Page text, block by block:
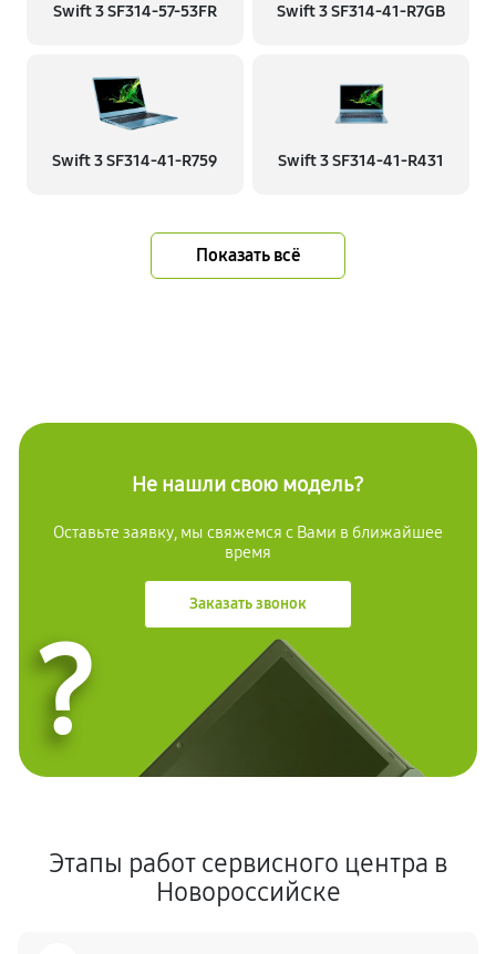
Swift 3 SF314-57-53FR Swift 3 SF314-41-R7GB
Swift 3 SF314-41-R759 Swift 3 SF314-41-R431
Показать всё
Не нашли свою модель?
Оставьте заявку, мы свяжемся с Вами в ближайшее
время
Заказать звонок
?
Этапы работ сервисного центра в
Новороссийске